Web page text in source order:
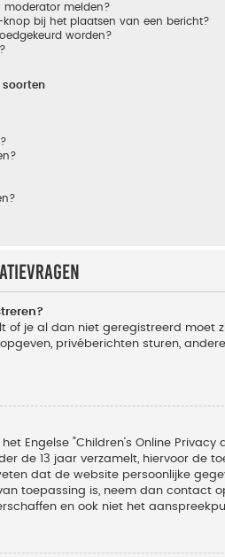
moderator melden?
bij het plaatsen van een bericht?
worden?
soorten
of je al dan niet geregistreerd moet
privéberichten sturen,
Engelse "Children’s Online
de 13 jaar verzamelt, hiervoor de
dat de website persoonlijke
toepassing is, neem dan contact
en ook niet het